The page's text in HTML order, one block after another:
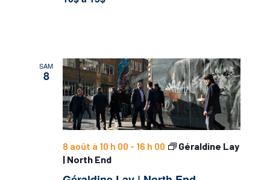
SAM
8
8 août à 10 h 00 - 16 h 00
Géraldine Lay
| North End